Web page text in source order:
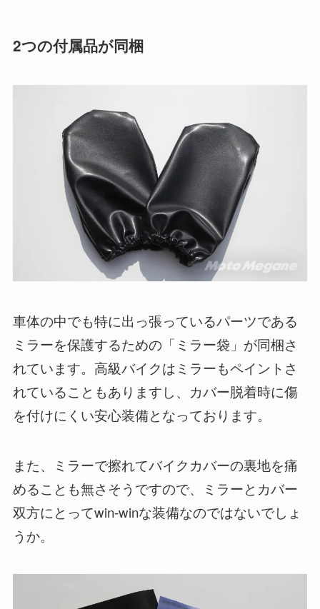
2つの付属品が同梱
車体の中でも特に出っ張っているパーツである
ミラーを保護するための「ミラー袋」が同梱さ
れています。高級バイクはミラーもペイントさ
れていることもありますし、カバー脱着時に傷
を付けにくい安心装備となっております。
また、ミラーで擦れてバイクカバーの裏地を痛
めることも無さそうですので、ミラーとカバー
双方にとってwin-winな装備なのではないでしょ
うか。